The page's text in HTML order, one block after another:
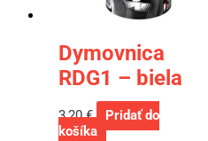
Dymovnica
RDG1 – biela
3,20€
Pridať do
košíka